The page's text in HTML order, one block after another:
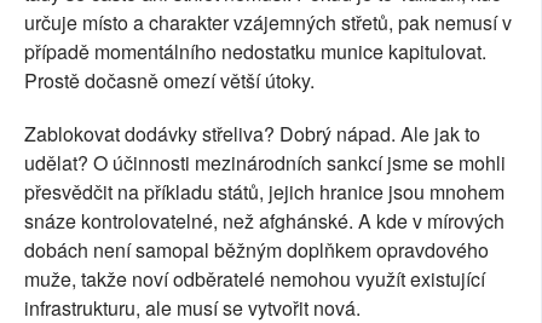
určuje místo a charakter vzájemných střetů, pak nemusí v
případě momentálního nedostatku munice kapitulovat.
Prostě dočasně omezí větší útoky.
Zablokovat dodávky střeliva? Dobrý nápad. Ale jak to
udělat? O účinnosti mezinárodních sankcí jsme se mohli
přesvědčit na příkladu států, jejich hranice jsou mnohem
snáze kontrolovatelné, než afghánské. A kde v mírových
dobách není samopal běžným doplňkem opravdového
muže, takže noví odběratelé nemohou využít existující
infrastrukturu, ale musí se vytvořit nová.